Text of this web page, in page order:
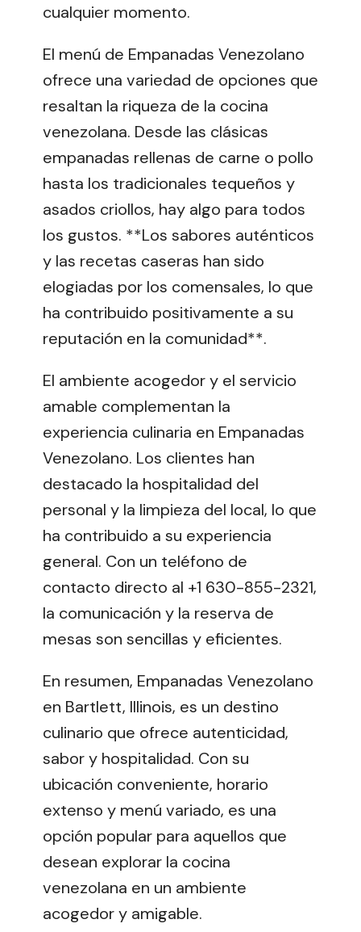
cualquier momento.
El menú de Empanadas Venezolano
ofrece una variedad de opciones que
resaltan la riqueza de la cocina
venezolana. Desde las clásicas
empanadas rellenas de carne o pollo
hasta los tradicionales tequeños y
asados criollos, hay algo para todos
los gustos. **Los sabores auténticos
y las recetas caseras han sido
elogiadas por los comensales, lo que
ha contribuido positivamente a su
reputación en la comunidad**.
El ambiente acogedor y el servicio
amable complementan la
experiencia culinaria en Empanadas
Venezolano. Los clientes han
destacado la hospitalidad del
personal y la limpieza del local, lo que
ha contribuido a su experiencia
general. Con un teléfono de
contacto directo al +1 630-855-2321,
la comunicación y la reserva de
mesas son sencillas y eficientes.
En resumen, Empanadas Venezolano
en Bartlett, Illinois, es un destino
culinario que ofrece autenticidad,
sabor y hospitalidad. Con su
ubicación conveniente, horario
extenso y menú variado, es una
opción popular para aquellos que
desean explorar la cocina
venezolana en un ambiente
acogedor y amigable.